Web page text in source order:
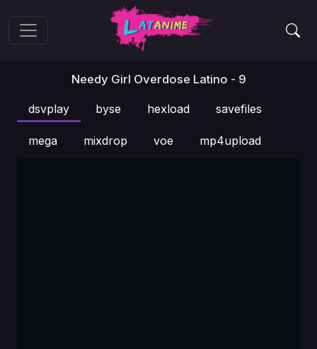
Needy Girl Overdose Latino - 9
dsvplay byse hexload savefiles
mega mixdrop voe mp4upload